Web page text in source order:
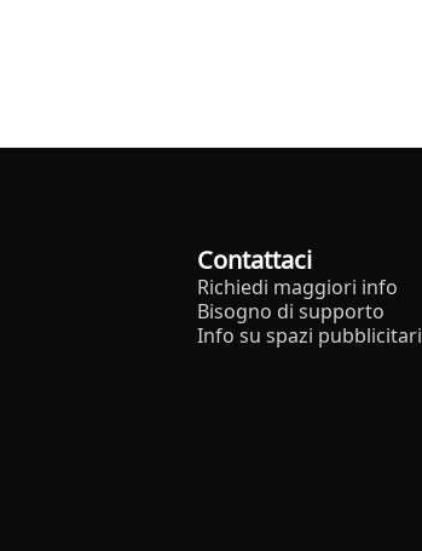
Contattaci
Richiedi maggiori info
Bisogno di supporto
Info su spazi pubblicitari